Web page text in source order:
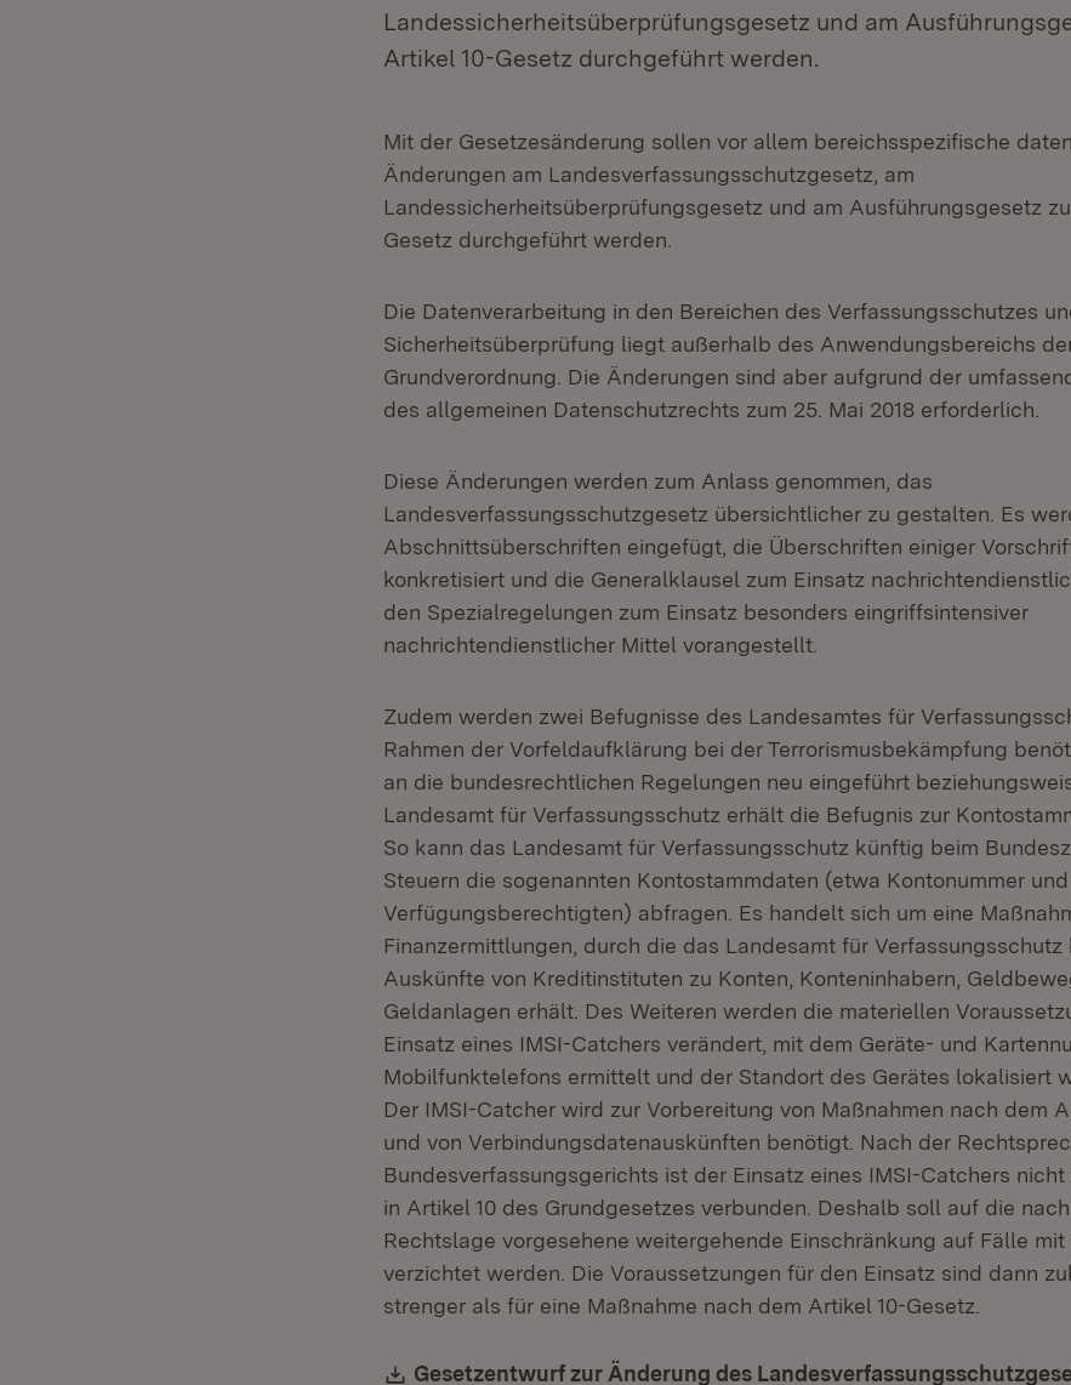
Landessicherheitsüberprüfungsgesetz und am
Artikel 10-Gesetz durchgeführt werden.
Mit der Gesetzesänderung sollen vor allem bereichsspezifische
Änderungen am Landesverfassungsschutzgesetz, am
Landessicherheitsüberprüfungsgesetz und am Ausführungsgesetz
Gesetz durchgeführt werden.
Die Datenverarbeitung in den Bereichen des Verfassungsschutzes
Sicherheitsüberprüfung liegt außerhalb des Anwendungsbereichs
Grundverordnung. Die Änderungen sind aber aufgrund der
des allgemeinen Datenschutzrechts zum 25. Mai 2018 erforderlich.
Diese Änderungen werden zum Anlass genommen, das
Landesverfassungsschutzgesetz übersichtlicher zu gestalten. Es
Abschnittsüberschriften eingefügt, die Überschriften einiger
konkretisiert und die Generalklausel zum Einsatz
den Spezialregelungen zum Einsatz besonders eingriffsintensiver
nachrichtendienstlicher Mittel vorangestellt.
Zudem werden zwei Befugnisse des Landesamtes für
Rahmen der Vorfeldaufklärung bei der Terrorismusbekämpfung
an die bundesrechtlichen Regelungen neu eingeführt
Landesamt für Verfassungsschutz erhält die Befugnis zur
So kann das Landesamt für Verfassungsschutz künftig beim
Steuern die sogenannten Kontostammdaten (etwa Kontonummer
Verfügungsberechtigten) abfragen. Es handelt sich um eine
Finanzermittlungen, durch die das Landesamt für
Auskünfte von Kreditinstituten zu Konten, Konteninhabern,
Geldanlagen erhält. Des Weiteren werden die materiellen
Einsatz eines IMSI-Catchers verändert, mit dem Geräte- und
Mobilfunktelefons ermittelt und der Standort des Gerätes lokalisiert
Der IMSI-Catcher wird zur Vorbereitung von Maßnahmen nach dem
und von Verbindungsdatenauskünften benötigt. Nach der
Bundesverfassungsgerichts ist der Einsatz eines IMSI-Catchers
in Artikel 10 des Grundgesetzes verbunden. Deshalb soll auf die
Rechtslage vorgesehene weitergehende Einschränkung auf Fälle
verzichtet werden. Die Voraussetzungen für den Einsatz sind dann
strenger als für eine Maßnahme nach dem Artikel 10-Gesetz.
Download:
Gesetzentwurf zur Änderung des